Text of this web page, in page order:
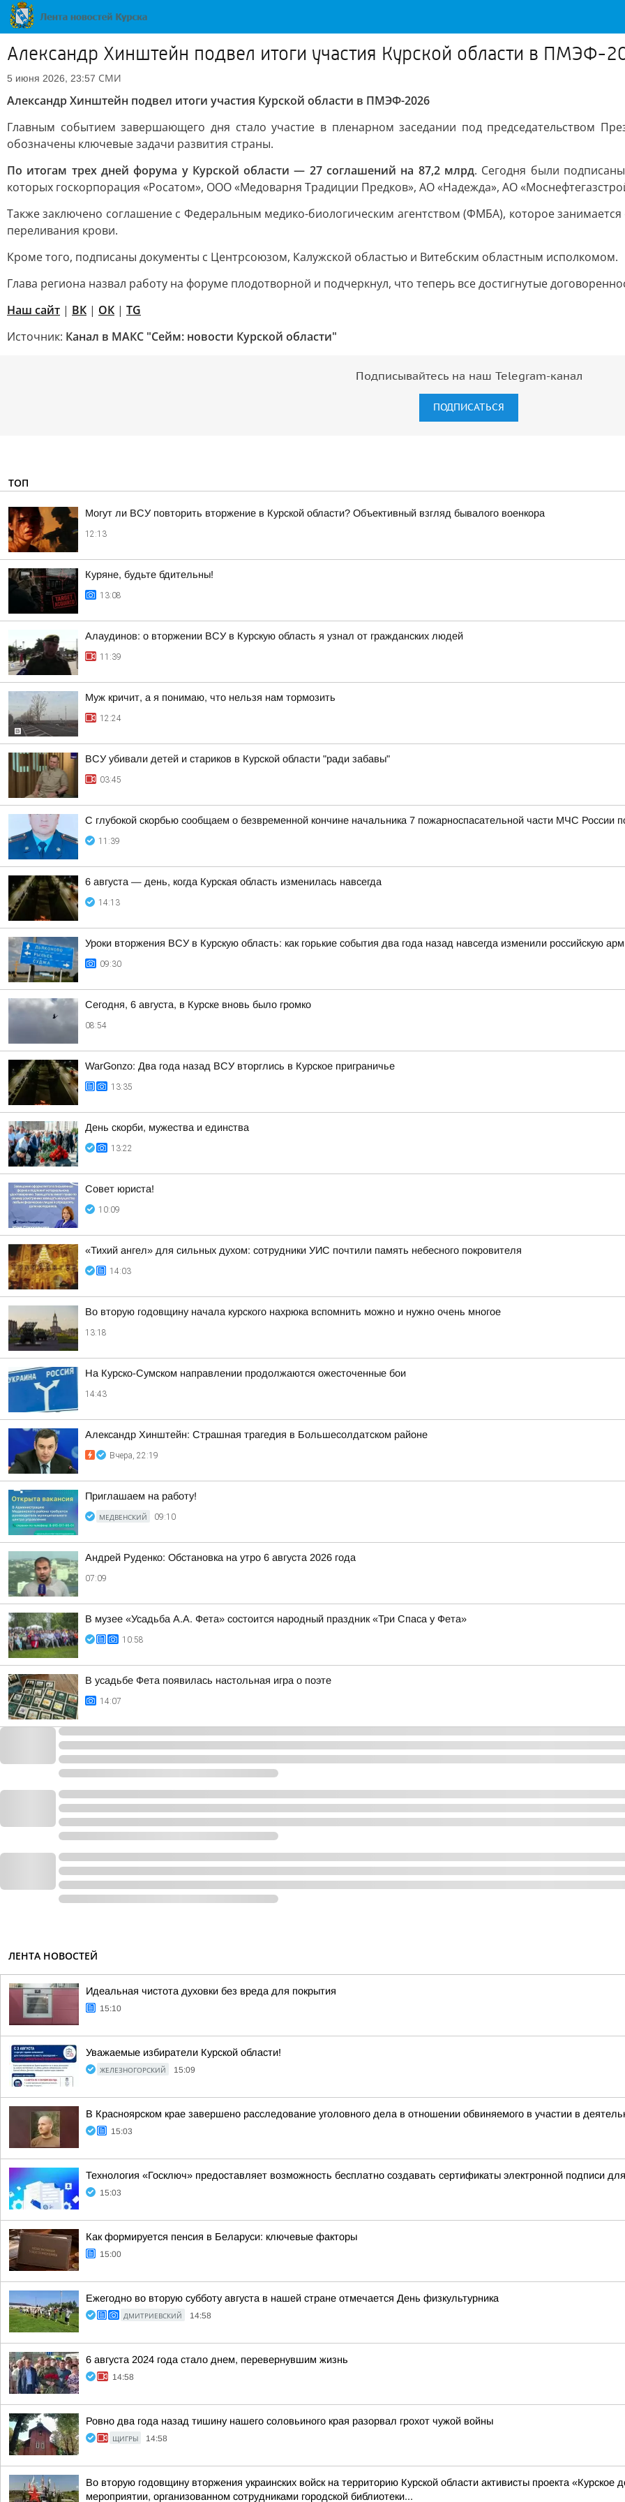
Александр Хинштейн подвел итоги участия Курской области в ПМЭФ-
5 июня 2026, 23:57 СМИ
Александр Хинштейн подвел итоги участия Курской области в ПМЭФ-2026
Главным событием завершающего дня стало участие в пленарном заседании под председательством
обозначены ключевые задачи развития страны.
По итогам трех дней форума у Курской области — 27 соглашений на 87,2 млрд. Сегодня были
которых госкорпорация «Росатом», ООО «Медоварня Традиции Предков», АО «Надежда», АО
Также заключено соглашение с Федеральным медико-биологическим агентством (ФМБА), которое занимается
переливания крови.
Кроме того, подписаны документы с Центрсоюзом, Калужской областью и Витебским областным исполкомом.
Глава региона назвал работу на форуме плодотворной и подчеркнул, что теперь все достигнутые
Наш сайт | ВК | ОК | TG
Источник: Канал в МАКС "Сейм: новости Курской области"
Подписывайтесь на наш Telegram-канал
ПОДПИСАТЬСЯ
ТОП
Могут ли ВСУ повторить вторжение в Курской области? Объективный взгляд бывалого военкора
12:13
Куряне, будьте бдительны!
13:08
Алаудинов: о вторжении ВСУ в Курскую область я узнал от гражданских людей
11:39
Муж кричит, а я понимаю, что нельзя нам тормозить
12:24
ВСУ убивали детей и стариков в Курской области "ради забавы"
03:45
С глубокой скорбью сообщаем о безвременной кончине начальника 7 пожарноспасательной части МЧС России
11:39
6 августа — день, когда Курская область изменилась навсегда
14:13
Уроки вторжения ВСУ в Курскую область: как горькие события два года назад навсегда изменили российскую
09:30
Сегодня, 6 августа, в Курске вновь было громко
08:54
WarGonzo: Два года назад ВСУ вторглись в Курское приграничье
13:35
День скорби, мужества и единства
13:22
Совет юриста!
10:09
«Тихий ангел» для сильных духом: сотрудники УИС почтили память небесного покровителя
14:03
Во вторую годовщину начала курского нахрюка вспомнить можно и нужно очень многое
13:18
На Курско-Сумском направлении продолжаются ожесточенные бои
14:43
Александр Хинштейн: Страшная трагедия в Большесолдатском районе
Вчера, 22:19
Приглашаем на работу!
МЕДВЕНСКИЙ 09:10
Андрей Руденко: Обстановка на утро 6 августа 2026 года
07:09
В музее «Усадьба А.А. Фета» состоится народный праздник «Три Спаса у Фета»
10:58
В усадьбе Фета появилась настольная игра о поэте
14:07
ЛЕНТА НОВОСТЕЙ
Идеальная чистота духовки без вреда для покрытия
15:10
Уважаемые избиратели Курской области!
ЖЕЛЕЗНОГОРСКИЙ 15:09
В Красноярском крае завершено расследование уголовного дела в отношении обвиняемого в участии в
15:03
Технология «Госключ» предоставляет возможность бесплатно создавать сертификаты электронной подписи
15:03
Как формируется пенсия в Беларуси: ключевые факторы
15:00
Ежегодно во вторую субботу августа в нашей стране отмечается День физкультурника
ДМИТРИЕВСКИЙ 14:58
6 августа 2024 года стало днем, перевернувшим жизнь
14:58
Ровно два года назад тишину нашего соловьиного края разорвал грохот чужой войны
ЩИГРЫ 14:58
Во вторую годовщину вторжения украинских войск на территорию Курской области активисты проекта
мероприятии, организованном сотрудниками городской библиотеки...